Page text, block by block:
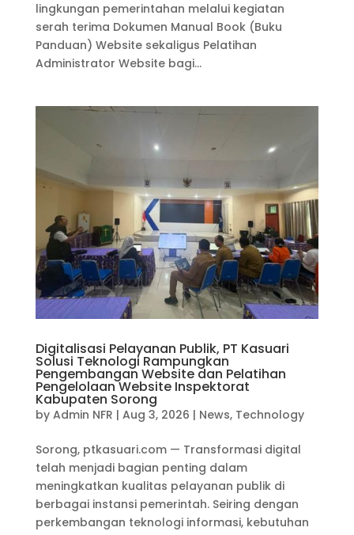
lingkungan pemerintahan melalui kegiatan
serah terima Dokumen Manual Book (Buku
Panduan) Website sekaligus Pelatihan
Administrator Website bagi...
Digitalisasi Pelayanan Publik, PT Kasuari
Solusi Teknologi Rampungkan
Pengembangan Website dan Pelatihan
Pengelolaan Website Inspektorat
Kabupaten Sorong
by Admin NFR | Aug 3, 2026 | News, Technology
Sorong, ptkasuari.com — Transformasi digital
telah menjadi bagian penting dalam
meningkatkan kualitas pelayanan publik di
berbagai instansi pemerintah. Seiring dengan
perkembangan teknologi informasi, kebutuhan